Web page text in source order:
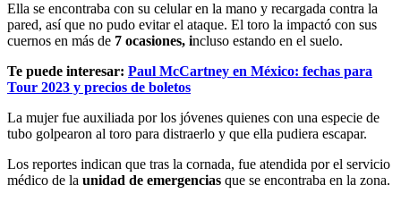
Ella se encontraba con su celular en la mano y recargada contra la
pared, así que no pudo evitar el ataque. El toro la impactó con sus
cuernos en más de 7 ocasiones, incluso estando en el suelo.
Te puede interesar: Paul McCartney en México: fechas para
Tour 2023 y precios de boletos
La mujer fue auxiliada por los jóvenes quienes con una especie de
tubo golpearon al toro para distraerlo y que ella pudiera escapar.
Los reportes indican que tras la cornada, fue atendida por el servicio
médico de la unidad de emergencias que se encontraba en la zona.